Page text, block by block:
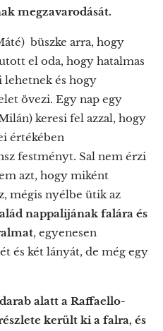
megzavarodását.
büszke arra, hogy
el oda, hogy hatalmas
lehetnek és hogy
övezi. Egy nap egy
keresi fel azzal, hogy
értékében
festményt. Sal nem érzi
azt, hogy miként
mégis nyélbe ütik az
nappalijának falára és
, egyenesen
és két lányát, de még egy
alatt a Raffaello-
került ki a falra, és